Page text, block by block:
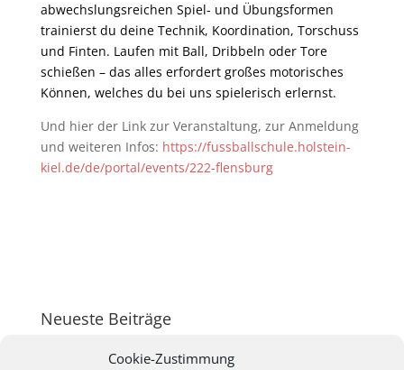
Cookie-Zustimmung
abwechslungsreichen Spiel- und Übungsformen
trainierst du deine Technik, Koordination, Torschuss
und Finten. Laufen mit Ball, Dribbeln oder Tore
schießen – das alles erfordert großes motorisches
Können, welches du bei uns spielerisch erlernst.
Und hier der Link zur Veranstaltung, zur Anmeldung
und weiteren Infos: https://fussballschule.holstein-
kiel.de/de/portal/events/222-flensburg
Neueste Beiträge